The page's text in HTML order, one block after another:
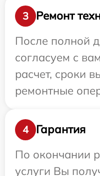
3
Ремонт
После полной
согласуем с
расчет, сроки
ремонтные
4
Гарантия
По окончании
услуги Вы